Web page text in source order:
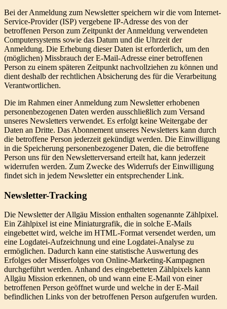
Bei der Anmeldung zum Newsletter speichern wir die vom Internet-
Service-Provider (ISP) vergebene IP-Adresse des von der
betroffenen Person zum Zeitpunkt der Anmeldung verwendeten
Computersystems sowie das Datum und die Uhrzeit der
Anmeldung. Die Erhebung dieser Daten ist erforderlich, um den
(möglichen) Missbrauch der E-Mail-Adresse einer betroffenen
Person zu einem späteren Zeitpunkt nachvollziehen zu können und
dient deshalb der rechtlichen Absicherung des für die Verarbeitung
Verantwortlichen.
Die im Rahmen einer Anmeldung zum Newsletter erhobenen
personenbezogenen Daten werden ausschließlich zum Versand
unseres Newsletters verwendet. Es erfolgt keine Weitergabe der
Daten an Dritte. Das Abonnement unseres Newsletters kann durch
die betroffene Person jederzeit gekündigt werden. Die Einwilligung
in die Speicherung personenbezogener Daten, die die betroffene
Person uns für den Newsletterversand erteilt hat, kann jederzeit
widerrufen werden. Zum Zwecke des Widerrufs der Einwilligung
findet sich in jedem Newsletter ein entsprechender Link.
Newsletter-Tracking
Die Newsletter der Allgäu Mission enthalten sogenannte Zählpixel.
Ein Zählpixel ist eine Miniaturgrafik, die in solche E-Mails
eingebettet wird, welche im HTML-Format versendet werden, um
eine Logdatei-Aufzeichnung und eine Logdatei-Analyse zu
ermöglichen. Dadurch kann eine statistische Auswertung des
Erfolges oder Misserfolges von Online-Marketing-Kampagnen
durchgeführt werden. Anhand des eingebetteten Zählpixels kann
Allgäu Mission erkennen, ob und wann eine E-Mail von einer
betroffenen Person geöffnet wurde und welche in der E-Mail
befindlichen Links von der betroffenen Person aufgerufen wurden.